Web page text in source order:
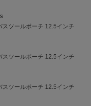
スツールポーチ 12.5インチ
スツールポーチ 12.5インチ
スツールポーチ 12.5インチ